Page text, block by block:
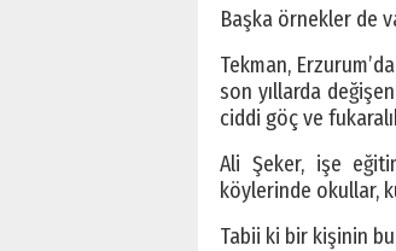
Başka örnekler de
Tekman,
son yıllarda
ciddi göç ve
Ali Şeker, işe
köylerinde okullar,
Tabii ki bir kişinin